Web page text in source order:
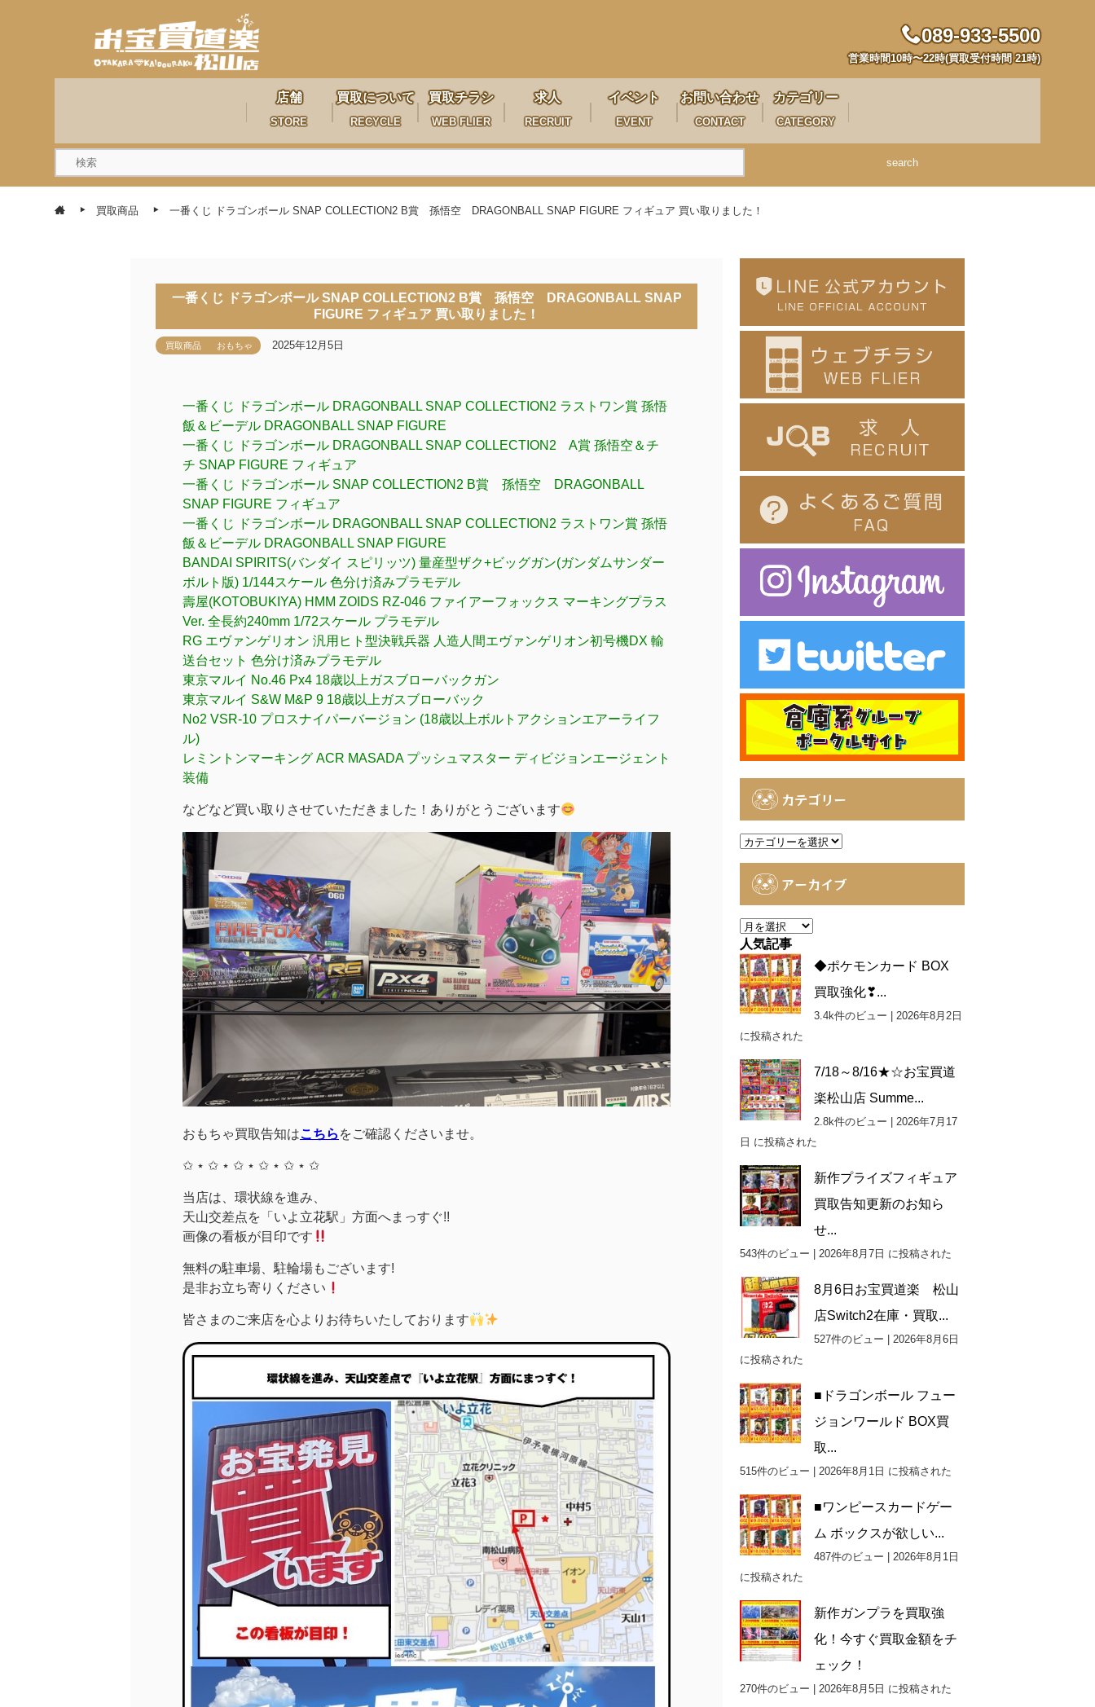
089-933-5500
営業時間10時〜22時(買取受付時間 21時)
店舗
STORE
買取について
RECYCLE
買取チラシ
WEB FLIER
求人
RECRUIT
イベント
EVENT
お問い合わせ
CONTACT
カテゴリー
CATEGORY
search
買取商品 一番くじ ドラゴンボール SNAP COLLECTION2 B賞 孫悟空 DRAGONBALL SNAP FIGURE フィギュア 買い取りました！
一番くじ ドラゴンボール SNAP COLLECTION2 B賞 孫悟空 DRAGONBALL SNAP
FIGURE フィギュア 買い取りました！
買取商品 おもちゃ 2025年12月5日
一番くじ ドラゴンボール DRAGONBALL SNAP COLLECTION2 ラストワン賞 孫悟
飯＆ビーデル DRAGONBALL SNAP FIGURE
一番くじ ドラゴンボール DRAGONBALL SNAP COLLECTION2 A賞 孫悟空＆チ
チ SNAP FIGURE フィギュア
一番くじ ドラゴンボール SNAP COLLECTION2 B賞 孫悟空 DRAGONBALL
SNAP FIGURE フィギュア
一番くじ ドラゴンボール DRAGONBALL SNAP COLLECTION2 ラストワン賞 孫悟
飯＆ビーデル DRAGONBALL SNAP FIGURE
BANDAI SPIRITS(バンダイ スピリッツ) 量産型ザク+ビッグガン(ガンダムサンダー
ボルト版) 1/144スケール 色分け済みプラモデル
壽屋(KOTOBUKIYA) HMM ZOIDS RZ-046 ファイアーフォックス マーキングプラス
Ver. 全長約240mm 1/72スケール プラモデル
RG エヴァンゲリオン 汎用ヒト型決戦兵器 人造人間エヴァンゲリオン初号機DX 輸
送台セット 色分け済みプラモデル
東京マルイ No.46 Px4 18歳以上ガスブローバックガン
東京マルイ S&W M&P 9 18歳以上ガスブローバック
No2 VSR-10 プロスナイパーバージョン (18歳以上ボルトアクションエアーライフ
ル)
レミントンマーキング ACR MASADA プッシュマスター ディビジョンエージェント
装備
などなど買い取りさせていただきました！ありがとうございます
おもちゃ買取告知はこちら をご確認くださいませ。
✩ ⋆ ✩ ⋆ ✩ ⋆ ✩ ⋆ ✩ ⋆ ✩
当店は、環状線を進み、
天山交差点を「いよ立花駅」方面へまっすぐ!!
画像の看板が目印です
無料の駐車場、駐輪場もございます!
是非お立ち寄りください
皆さまのご来店を心よりお待ちいたしております
カテゴリー
カ
アーカイブ
ア
ー
カ
イ
ブ
人気記事
◆ポケモンカード BOX
買取強化❣...
3.4k件のビュー
2026年8月2日
に投稿された
7/18～8/16★☆お宝買道
楽松山店 Summe...
2.8k件のビュー
2026年7月17
日 に投稿された
新作プライズフィギュア
買取告知更新のお知ら
せ...
543件のビュー 2026年8月7日 に投稿された
8月6日お宝買道楽 松山
店Switch2在庫・買取...
527件のビュー
2026年8月6日
に投稿された
■ドラゴンボール フュー
ジョンワールド BOX買
取...
515件のビュー 2026年8月1日 に投稿された
■ワンピースカードゲー
ム ボックスが欲しい...
487件のビュー
2026年8月1日
に投稿された
新作ガンプラを買取強
化！今すぐ買取金額をチ
ェック！
270件のビュー 2026年8月5日 に投稿された